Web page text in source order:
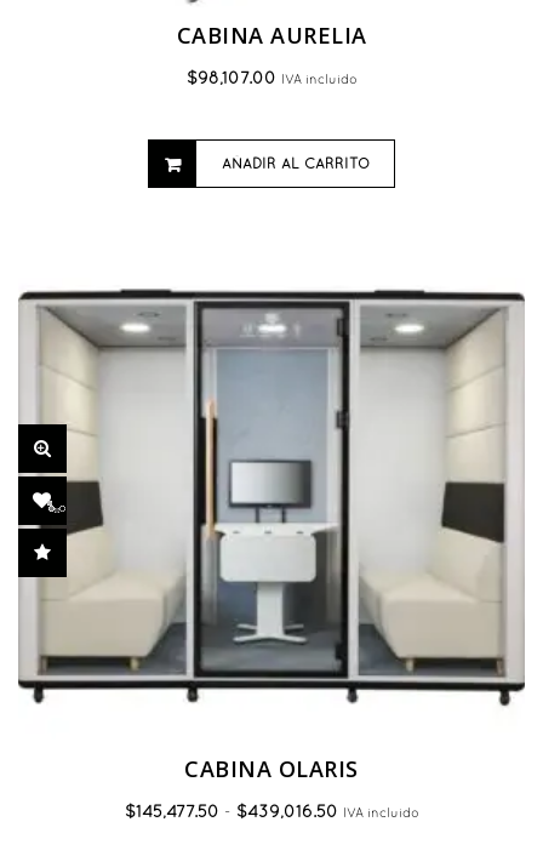
CABINA AURELIA
$98,107.00 IVA incluido
AÑADIR AL CARRITO
CABINA OLARIS
$145,477.50 - $439,016.50Rango
IVA incluido